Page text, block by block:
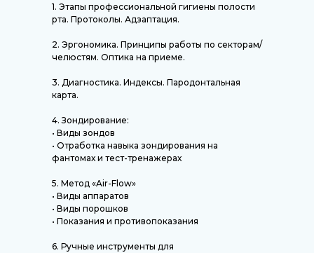
1. Этапы профессиональной гигиены полости
рта. Протоколы. Адзаптация.
2. Эргономика. Принципы работы по секторам/
челюстям. Оптика на приеме.
3. Диагностика. Индексы. Пародонтальная
карта.
4. Зондирование:
• Виды зондов
• Отработка навыка зондирования на
фантомах и тест-тренажерах
5. Метод «Air-Flow»
• Виды аппаратов
• Виды порошков
• Показания и противопоказания
6. Ручные инструменты для